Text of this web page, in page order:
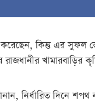
কিন্তু এর
খামারবাড়ির
নির্ধারিত দিনে